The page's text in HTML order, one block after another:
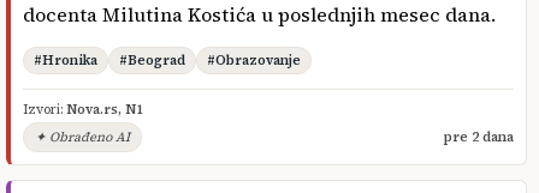
docenta Milutina Kostića u poslednjih mesec dana.
#Hronika #Beograd #Obrazovanje
Izvori: Nova.rs, N1
✦ Obrađeno AI
pre 2 dana